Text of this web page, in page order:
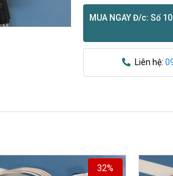
MUA NGAY Đ/c: Số
Liên hệ:
32%